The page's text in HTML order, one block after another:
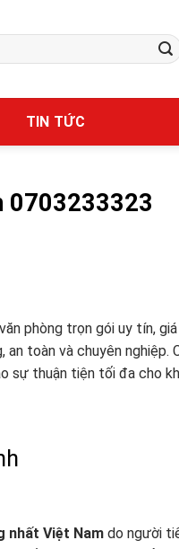
TIN TỨC
0703233323
phòng trọn gói uy tín,
an toàn và chuyên nghiệp.
sự thuận tiện tối đa cho
nhất Việt Nam do người